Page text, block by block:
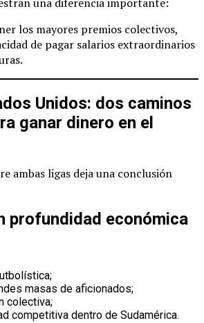
los mayores premios colectivos,
de pagar salarios extraordinarios
Unidos: dos caminos
ganar dinero en el
ambas ligas deja una conclusión
profundidad económica
masas de aficionados;
colectiva;
competitiva dentro de Sudamérica.